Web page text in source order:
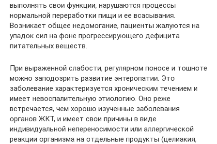
выполнять свои функции, нарушаются процессы
нормальной переработки пищи и ее всасывания.
Возникает общее недомогание, пациенты жалуются на
упадок сил на фоне прогрессирующего дефицита
питательных веществ.
При выраженной слабости, регулярном поносе и тошноте
можно заподозрить развитие энтеропатии. Это
заболевание характеризуется хроническим течением и
имеет невоспалительную этиологию. Оно реже
встречается, чем хорошо изученные заболевания
органов ЖКТ, и имеет свои причины в виде
индивидуальной непереносимости или аллергической
реакции организма на отдельные продукты (целиакия,